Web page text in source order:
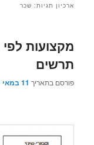
ארכיון תגיות: שכר
מקצועות
תרשים
פורסם בתאריך 11 במאי 2011